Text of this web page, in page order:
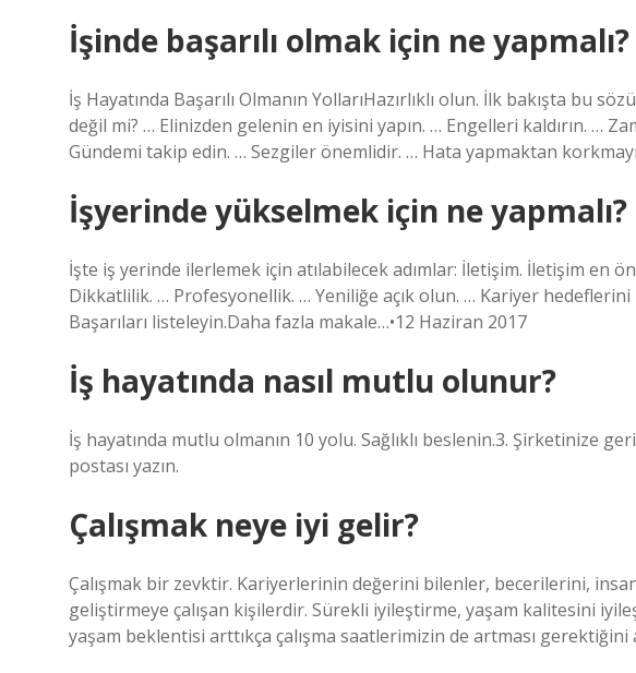
İşinde başarılı olmak için ne yapmalı?
İş Hayatında Başarılı Olmanın YollarıHazırlıklı olun. İlk bakışta bu
değil mi? … Elinizden gelenin en iyisini yapın. … Engelleri kaldırın. …
Gündemi takip edin. … Sezgiler önemlidir. … Hata yapmaktan
İşyerinde yükselmek için ne yapmalı?
İşte iş yerinde ilerlemek için atılabilecek adımlar: İletişim. İletişim en
Dikkatlilik. … Profesyonellik. … Yeniliğe açık olun. … Kariyer
Başarıları listeleyin.Daha fazla makale…•12 Haziran 2017
İş hayatında nasıl mutlu olunur?
İş hayatında mutlu olmanın 10 yolu. Sağlıklı beslenin.3. Şirketinize
postası yazın.
Çalışmak neye iyi gelir?
Çalışmak bir zevktir. Kariyerlerinin değerini bilenler, becerilerini,
geliştirmeye çalışan kişilerdir. Sürekli iyileştirme, yaşam kalitesini
yaşam beklentisi arttıkça çalışma saatlerimizin de artması gerektiğini